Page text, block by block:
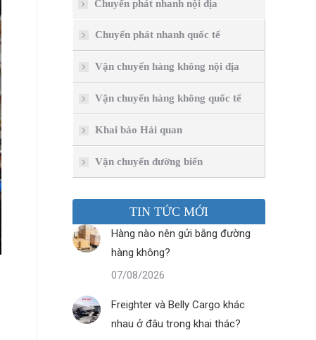
Chuyển phát nhanh nội địa
Chuyển phát nhanh quốc tế
Vận chuyển hàng không nội địa
Vận chuyển hàng không quốc tế
Khai báo Hải quan
Vận chuyển đường biển
TIN TỨC MỚI
Hàng nào nên gửi bằng đường
hàng không?
07/08/2026
Freighter và Belly Cargo khác
nhau ở đâu trong khai thác?